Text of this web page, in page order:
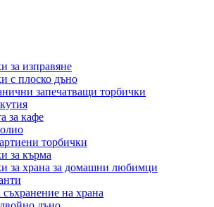
за изправяне
с плоско дъно
запечатващи торбички
за кафе
торбички
за кърма
за храна за домашни любимци
съхранение на храна